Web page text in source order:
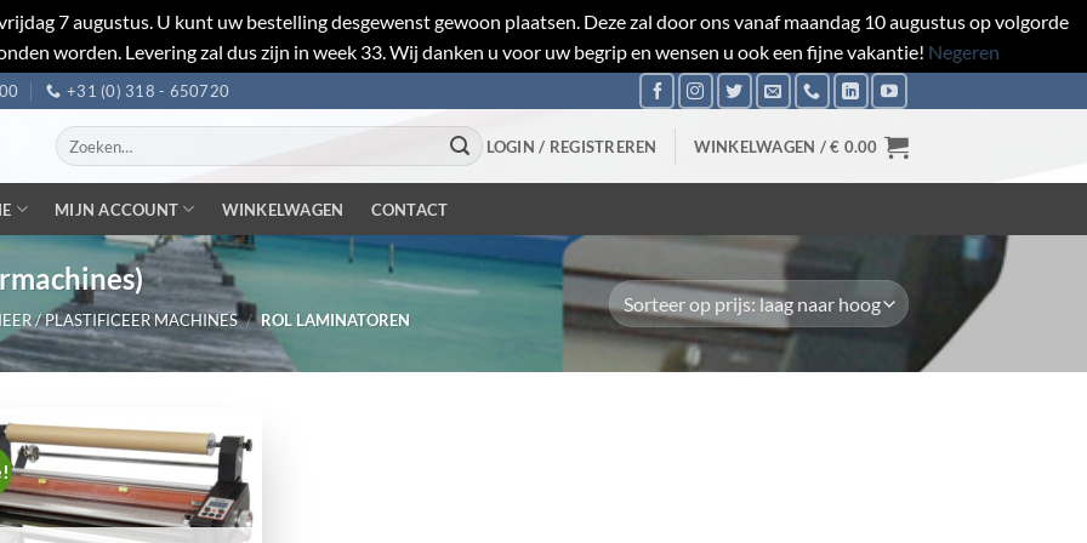
7 augustus. U kunt uw bestelling desgewenst gewoon plaatsen. Deze zal door ons vanaf maandag 10 augustus op volgorde
worden. Levering zal dus zijn in week 33. Wij danken u voor uw begrip en wensen u ook een fijne vakantie! Negeren
+31 (0) 318 - 650720
Zoeken
naar:
LOGIN / REGISTREREN WINKELWAGEN /€ 0.00
MIJN ACCOUNT WINKELWAGEN CONTACT
/ PLASTIFICEER MACHINES / ROL LAMINATOREN